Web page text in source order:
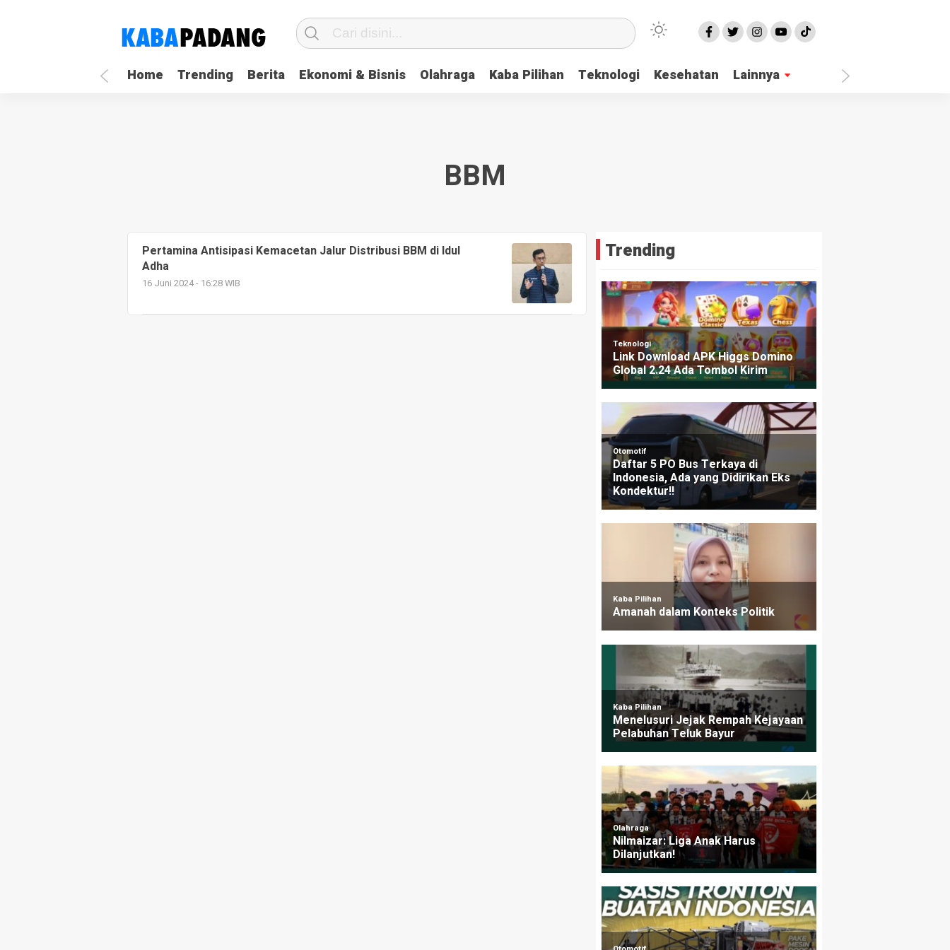
Home Trending Berita Ekonomi & Bisnis Olahraga Kaba Pilihan Teknologi Kesehatan Lainnya
BBM
Pertamina Antisipasi Kemacetan Jalur Distribusi BBM di Idul
Adha
16 Juni 2024 - 16:28 WIB
Trending